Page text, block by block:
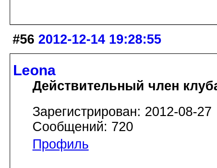
#56 2012-12-14 19:28:55
Leona
Действительный член
Зарегистрирован: 2012-08-27
Сообщений: 720
Профиль